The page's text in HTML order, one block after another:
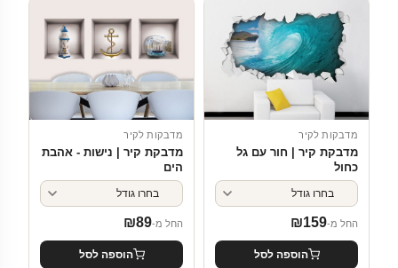
מדבקות לקיר
מדבקת קיר | חור עם גל
כחול
החל מ- ₪159
הוספה לסל
מדבקות לקיר
מדבקת קיר | נישות - אהבת
הים
החל מ- ₪89
הוספה לסל